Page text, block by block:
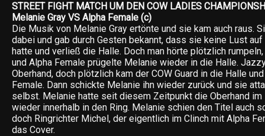
STREET FIGHT MATCH UM DEN COW LADIES
Melanie Gray VS Alpha Female (c)
Die Musik von Melanie Gray ertönte und sie kam auch raus.
dabei und gab durch Gesten bekannt, dass sie keine Lust
hatte und verließ die Halle. Doch man hörte plötzlich
und Alpha Female prügelte Melanie wieder in die Halle.
Oberhand, doch plötzlich kam der COW Guard in die Halle
Female. Dann schickte Melanie ihn wieder zurück und sie
selbst. Melanie hatte seit diesem Zeitpunkt die Oberhand im
wieder innerhalb in den Ring. Melanie schien den Titel auch
doch Ringrichter Michel, der eigentlich im Clinch mit Alpha
das Cover.